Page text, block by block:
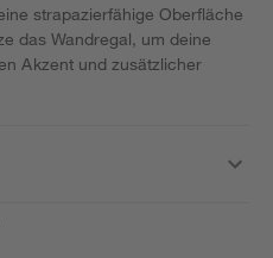
strapazierfähige Oberfläche
das Wandregal, um deine
Akzent und zusätzlicher